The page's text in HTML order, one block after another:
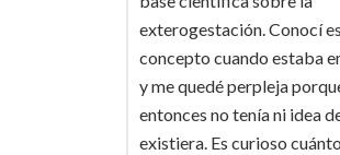
exterogestación. Conocí
concepto cuando estaba
y me quedé perpleja
entonces no tenía ni idea
existiera. Es curioso